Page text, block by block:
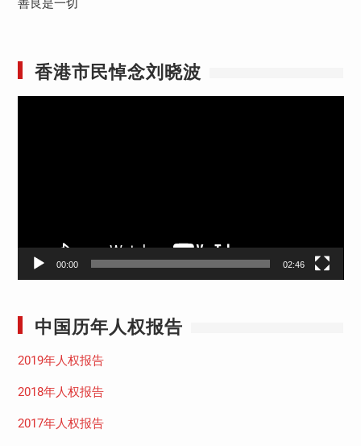
善良是一切
香港市民悼念刘晓波
00:00 02:46
中国历年人权报告
2019年人权报告
2018年人权报告
2017年人权报告